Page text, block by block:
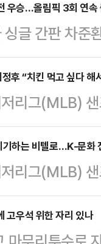
KB금융 제80
발전 여자 싱
69.42
점을 더한 최
11월에 열린
우승…올림픽 3회 연속
싱글 간판 차
나담페초 동
에서 열린 제
선발전 남자
92.31
점수 97.50점
최종 총점
후 “치킨 먹고 싶다 해
리그(MLB)
윌리 아다메
구의 한 고택
를 체험한
먹고 싶다해서
기서 사장님
기하는 비텔로…K-문화
리그(MLB)
로 변신했다.
는 6일 서울
고우석 위한 자리 있나